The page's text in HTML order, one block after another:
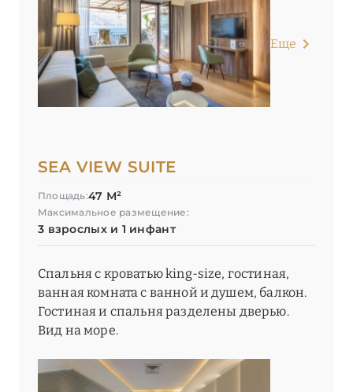
Еще
SEA VIEW SUITE
Площадь:47 М²
Максимальное размещение:
3 взрослых и 1 инфант
Спальня с кроватью king-size, гостиная,
ванная комната с ванной и душем, балкон.
Гостиная и спальня разделены дверью.
Вид на море.